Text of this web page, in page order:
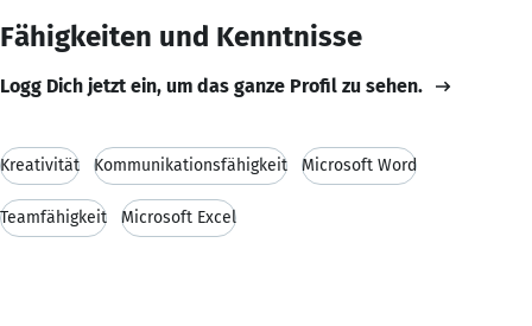
Fähigkeiten und Kenntnisse
Logg Dich jetzt ein, um das ganze Profil zu sehen.
Kreativität Kommunikationsfähigkeit Microsoft Word
Teamfähigkeit Microsoft Excel